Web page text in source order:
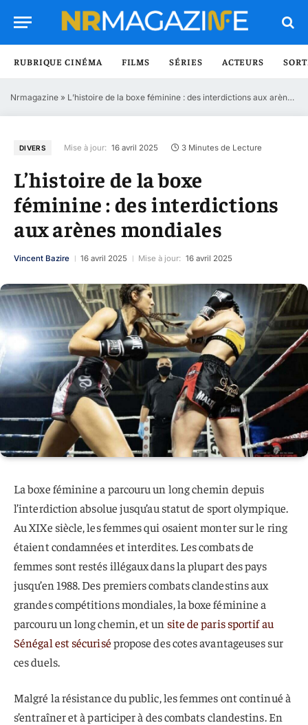
RUBRIQUE CINÉMA FILMS SÉRIES ACTEURS
Nrmagazine » L’histoire de la boxe féminine : des interdictions aux arènes mondiales
DIVERS Mise à jour: 16 avril 2025 3 Minutes de Lecture
L’histoire de la boxe
féminine : des interdictions
aux arènes mondiales
Vincent Bazire 16 avril 2025 Mise à jour: 16 avril 2025
La boxe féminine a parcouru un long chemin depuis
l’interdiction absolue jusqu’au statut de sport olympique.
Au XIXe siècle, les femmes qui osaient monter sur le ring
étaient condamnées et interdites. Les combats de
femmes sont restés illégaux dans la plupart des pays
jusqu’en 1988. Des premiers combats clandestins aux
grandes compétitions mondiales, la boxe féminine a
parcouru un long chemin, et un site de paris sportif au
Sénégal est sécurisépropose des cotes avantageuses sur
ces duels.
Malgré la résistance du public, les femmes ont continué à
s’entraîner et à participer à des combats clandestins. En